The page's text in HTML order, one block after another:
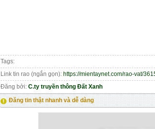
Tags:
Link tin rao (ngắn gọn): https://mientaynet.com/rao-vat/
Đăng bởi: C.ty truyền thông Đất Xanh
Đăng tin thật nhanh và dễ dàng